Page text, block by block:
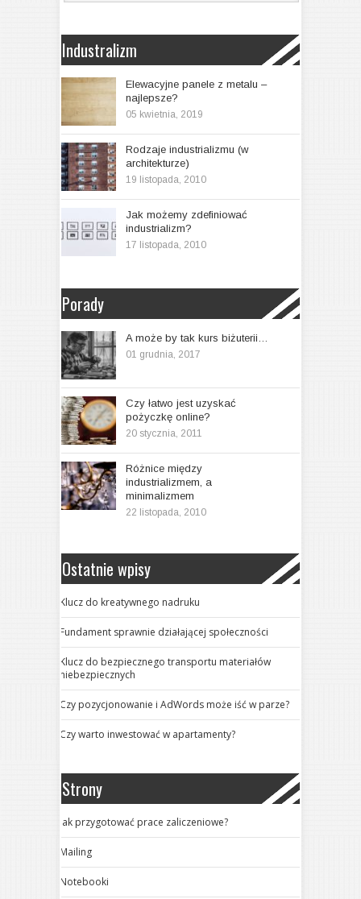
Industralizm
Elewacyjne panele z metalu –
najlepsze?
05 kwietnia, 2019
Rodzaje industrializmu (w
architekturze)
19 listopada, 2010
Jak możemy zdefiniować
industrializm?
17 listopada, 2010
Porady
A może by tak kurs biżuterii…
01 grudnia, 2017
Czy łatwo jest uzyskać
pożyczkę online?
20 stycznia, 2011
Różnice między
industrializmem, a
minimalizmem
22 listopada, 2010
Ostatnie wpisy
Klucz do kreatywnego nadruku
Fundament sprawnie działającej społeczności
Klucz do bezpiecznego transportu materiałów
niebezpiecznych
Czy pozycjonowanie i AdWords może iść w parze?
Czy warto inwestować w apartamenty?
Strony
Jak przygotować prace zaliczeniowe?
Mailing
Notebooki